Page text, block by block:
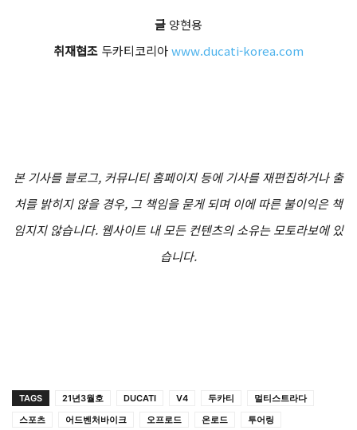
글 양현용
취재협조 두카티코리아www.ducati-korea.com
본 기사를 블로그, 커뮤니티 홈페이지 등에 기사를 재편집하거나 출
처를 밝히지 않을 경우, 그 책임을 묻게 되며 이에 따른 불이익은 책
임지지 않습니다. 웹사이트 내 모든 컨텐츠의 소유는 모토라보에 있
습니다.
TAGS 21년3월호 DUCATI V4 두카티
멀티스트라다
스포츠
어드벤처바이크 오프로드 온로드 투어링